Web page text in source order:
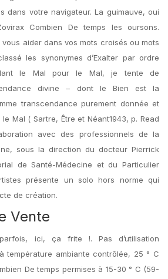
dans votre navigateur. La guimauve, oui
Combien De temps les oursons.
aider dans vos mots croisés ou mots
les synonymes d’Exalter par ordre
le Mal pour le Mal, je tente de
divine – dont le Bien est la
transcendance purement donnée et
Mal ( Sartre, Être et Néant1943, p. Read
avec des professionnels de la
sous la direction du docteur Pierrick
de Santé-Médecine et du Particulier
présente un solo hors norme qui
de création.
Vente
ici, ça frite !. Pas d’utilisation
température ambiante contrôlée, 25 ° C
De temps permises à 15-30 ° C (59-